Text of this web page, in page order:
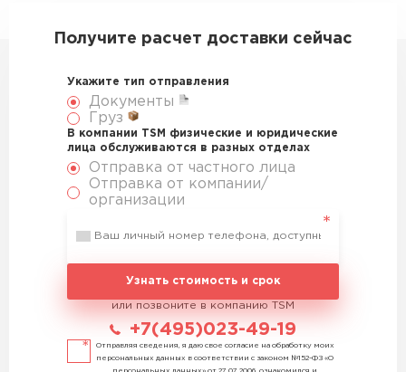
Получите расчет доставки сейчас
Укажите тип отправления
Документы
Груз
В компании TSM физические и юридические
лица обслуживаются в разных отделах
Отправка от частного лица
Отправка от компании/
организации
Узнать стоимость и срок
или позвоните в компанию TSM
+7(495)023-49-19
Отправляя сведения, я даю свое согласие на обработку моих
персональных данных в соответствии с законом №152-ФЗ «О